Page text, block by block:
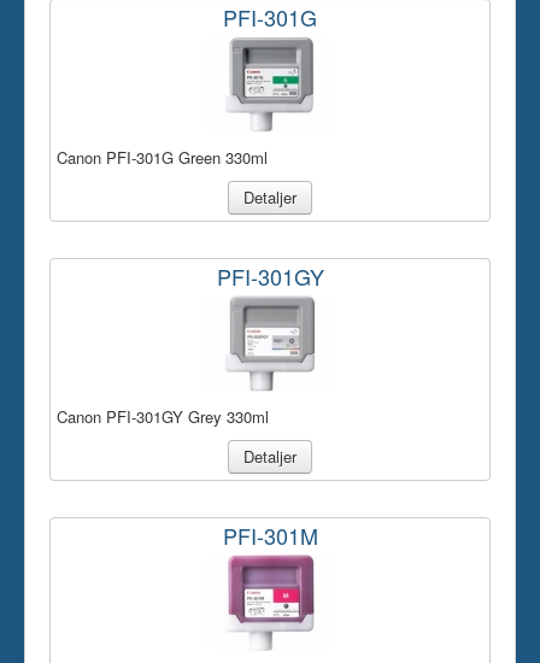
PFI-301G
Canon PFI-301G Green 330ml
Detaljer
PFI-301GY
Canon PFI-301GY Grey 330ml
Detaljer
PFI-301M